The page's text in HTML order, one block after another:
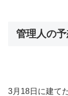
管理人の予
3月18日に建て